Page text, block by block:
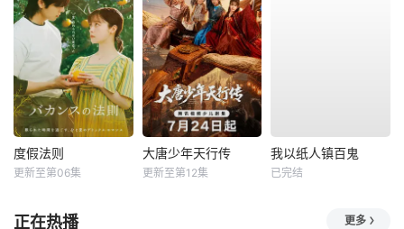
度假法则
更新至第06集
大唐少年天行传
更新至第12集
我以纸人镇百鬼
已完结
正在热播 更多